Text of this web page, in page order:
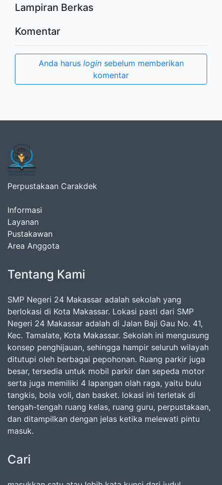
Lampiran Berkas
Komentar
Anda harus loginsebelum memberikan
komentar
Perpustakaan Carakdek
Informasi
Layanan
Pustakawan
Area Anggota
Tentang Kami
SMP Negeri 24 Makassar adalah sekolah yang
berlokasi di Kota Makassar. Lokasi pasti dari SMP
Negeri 24 Makassar adalah di Jalan Baji Gau No. 41,
Kec. Tamalate, Kota Makassar. Sekolah ini mengusung
konsep penghijauan, sehingga hampir seluruh wilayah
ditutupi oleh berbagai pepohonan. Ruang parkir juga
besar, tersedia untuk mobil parkir dan sepeda motor
serta juga memiliki 4 lapangan olah raga, yaitu bulu
tangkis, bola voli, dan basket. lokasi ini terletak di
tengah-tengah ruang kelas, ruang guru, perpustakaan,
dan ditampilkan dengan jelas ketika melewati pintu
masuk.
Cari